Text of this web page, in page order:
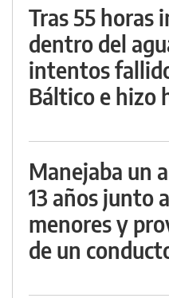
Tras 55 horas
dentro del
intentos
Báltico e hizo
Manejaba un
13 años junto
menores y
de un